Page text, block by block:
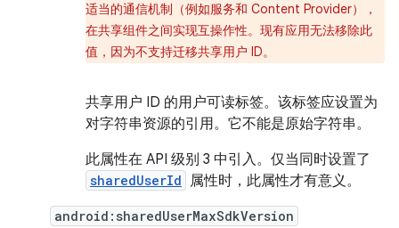
适当的通信机制（例如服务和 Content Provider），
在共享组件之间实现互操作性。现有应用无法移除此
值，因为不支持迁移共享用户 ID。
共享用户 ID 的用户可读标签。该标签应设置为
对字符串资源的引用。它不能是原始字符串。
此属性在 API 级别 3 中引入。仅当同时设置了
sharedUserId 属性时，此属性才有意义。
android:sharedUserMaxSdkVersion